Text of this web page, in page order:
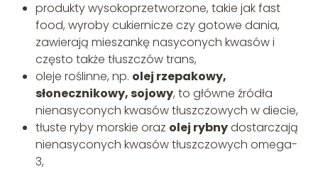
produkty wysokoprzetworzone, takie jak fast
food, wyroby cukiernicze czy gotowe dania,
zawierają mieszankę nasyconych kwasów i
często także tłuszczów trans,
oleje roślinne, np. olej rzepakowy,
słonecznikowy, sojowy, to główne źródła
nienasyconych kwasów tłuszczowych w diecie,
tłuste ryby morskie oraz olej rybnydostarczają
nienasyconych kwasów tłuszczowych omega-
3,